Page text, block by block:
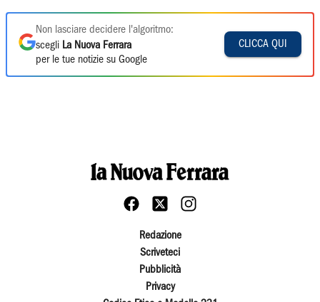
Non lasciare decidere l'algoritmo:
scegli La Nuova Ferrara
per le tue notizie su Google
CLICCA QUI
Redazione
Scriveteci
Pubblicità
Privacy